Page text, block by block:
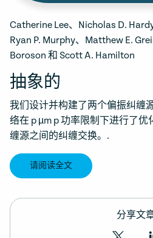
Catherine Lee、Nicholas D.
Ryan P. Murphy、Matthew E.
Boroson 和 Scott A. Hamilton
抽象的
我们设计并构建了两个偏振纠缠
络在 p µm p 功率限制下进行了优
缠源之间的纠缠交换。.
请阅读全文
分享文